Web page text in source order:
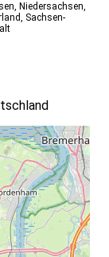
, Niedersachsen,
, Sachsen-